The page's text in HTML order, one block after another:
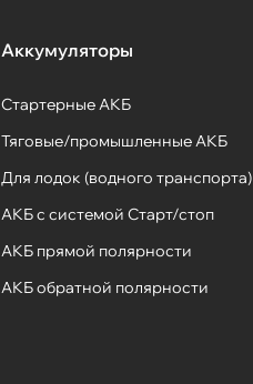
Аккумуляторы
Стартерные АКБ
Тяговые/промышленные АКБ
Для лодок (водного транспорта)
АКБ с системой Старт/стоп
АКБ прямой полярности
АКБ обратной полярности